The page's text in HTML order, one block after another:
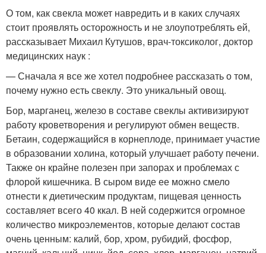
О том, как свекла может навредить и в каких случаях
стоит проявлять осторожность и не злоупотреблять ей,
рассказывает Михаил Кутушов, врач-токсиколог, доктор
медицинских наук :
— Сначала я все же хотел подробнее рассказать о том,
почему нужно есть свеклу. Это уникальный овощ.
Бор, марганец, железо в составе свеклы активизируют
работу кроветворения и регулируют обмен веществ.
Бетаин, содержащийся в корнеплоде, принимает участие
в образовании холина, который улучшает работу печени.
Также он крайне полезен при запорах и проблемах с
флорой кишечника. В сыром виде ее можно смело
отнести к диетическим продуктам, пищевая ценность
составляет всего 40 ккал. В ней содержится огромное
количество микроэлементов, которые делают состав
очень ценным: калий, бор, хром, рубидий, фосфор,